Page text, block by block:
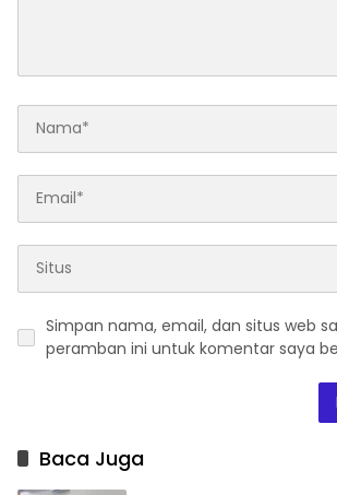
Simpan nama, email, dan situs web
peramban ini untuk komentar saya
Baca Juga